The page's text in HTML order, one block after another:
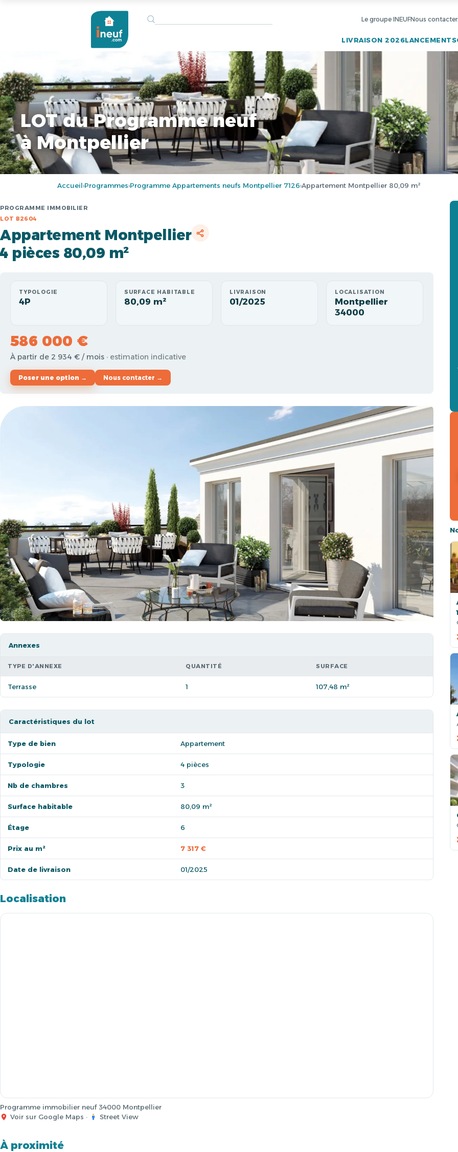
Le groupe INEUFNous contacter
LIVRAISON 2026LANCEMENTS
LOT du Programme neuf
à Montpellier
Accueil›Programmes›Programme Appartements neufs Montpellier 7126›Appartement Montpellier 80,09 m²
PROGRAMME IMMOBILIER
LOT B2604
Appartement Montpellier
4 pièces 80,09 m²
TYPOLOGIE
4P
SURFACE HABITABLE
80,09 m²
LIVRAISON
01/2025
LOCALISATION
Montpellier
34000
586 000 €
À partir de 2 934 € / mois · estimation indicative
Poser une option → Nous contacter →
Annexes
TYPE D'ANNEXE QUANTITÉ SURFACE
Terrasse 1 107,48 m²
Caractéristiques du lot
Type de bien Appartement
Typologie 4 pièces
Nb de chambres 3
Surface habitable 80,09 m²
Étage 6
Prix au m² 7 317 €
Date de livraison 01/2025
Localisation
Programme immobilier neuf 34000 Montpellier
Voir sur Google Maps · Street View
À proximité